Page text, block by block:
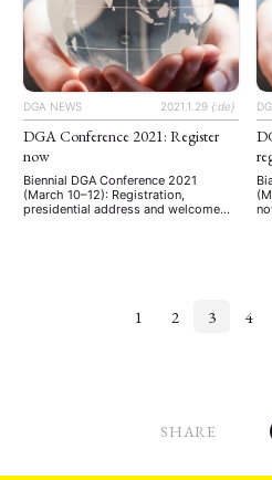
DGA NEWS 2021.1.29 {:de}
DGA Conference 2021: Register
now
Biennial DGA Conference 2021
(March 10–12): Registration,
presidential address and welcome
registration: January 16 – March 3
Late registration: March 4 – March 10
1 2 3 4
SHARE